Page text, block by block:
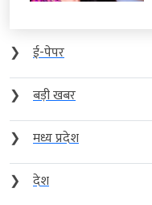
❯
ई-पेपर
❯
बड़ी खबर
❯
मध्य प्रदेश
❯
देश